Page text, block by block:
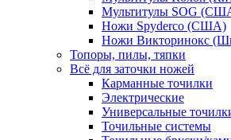
Мультитулы SOG
Ножи Spyderco (США)
Ножи Викторинокс
Топоры, пилы, тяпки
Всё для заточки ножей
Карманные точилки
Электрические
Универсальные
Точильные системы